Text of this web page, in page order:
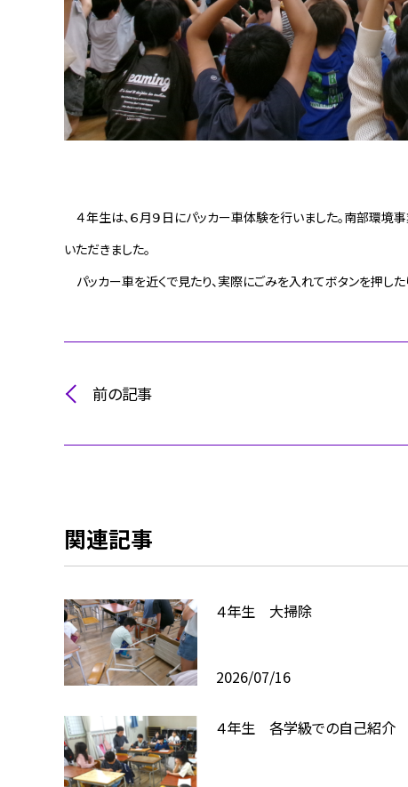
４年生は、６月９日にパッカー車体験を行いました。南部環境
いただきました。
パッカー車を近くで見たり、実際にごみを入れてボタンを押し
前の記事
関連記事
４年生 大掃除
2026/07/16
４年生 各学級での自己紹介